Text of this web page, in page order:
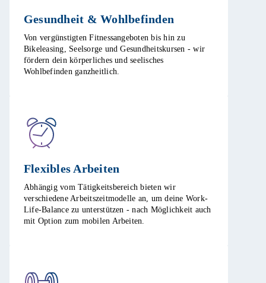
Gesundheit & Wohlbefinden​
Von vergünstigten Fitnessangeboten bis hin zu
Bikeleasing, Seelsorge und Gesundheitskursen - wir
fördern dein körperliches und seelisches
Wohlbefinden ganzheitlich.​
Flexibles Arbeiten ​
Abhängig vom Tätigkeitsbereich bieten wir
verschiedene Arbeitszeitmodelle an, um deine Work-
Life-Balance zu unterstützen - nach Möglichkeit auch
mit Option zum mobilen Arbeiten. ​